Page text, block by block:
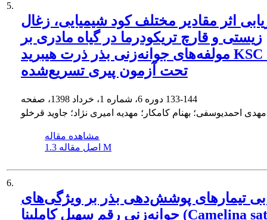
5.
اثر مقادیر مختلف کود شیمیایی، زغال
زیستی و قارچ تریکودرما در گیاه مادری بر
مولفه‌های جوانه‌زنی بذر ذرت هیبرید KSC 704
تحت آزمون پیری تسریع‌شده
133-144
مهدی احمدیوسفی؛ بهنام کامکار؛ مهدیه امیری نژاد؛ جاوید قرخلو
مشاهده مقاله
اصل مقاله 1.3 M
6.
تیمارهای پوشش‌دهی بذر بر ویژگی‌های
جوانه‌زنی رقم سهیل کاملینا (Camelina sativa